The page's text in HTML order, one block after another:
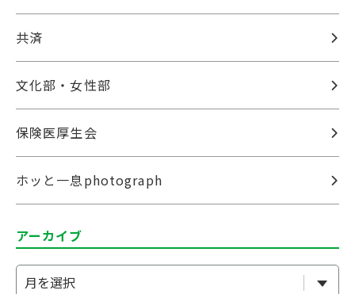
共済
文化部・女性部
保険医厚生会
ホッと一息photograph
アーカイブ